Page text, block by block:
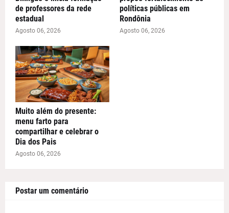
de professores da rede
estadual
Agosto 06, 2026
políticas públicas em
Rondônia
Agosto 06, 2026
Muito além do presente:
menu farto para
compartilhar e celebrar o
Dia dos Pais
Agosto 06, 2026
Postar um comentário